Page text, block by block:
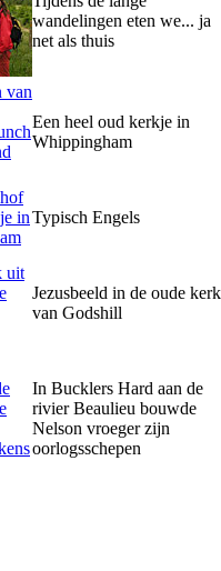
wandelingen eten we... ja
net als thuis
Een heel oud kerkje in
Whippingham
Typisch Engels
Jezusbeeld in de oude kerk
van Godshill
In Bucklers Hard aan de
rivier Beaulieu bouwde
Nelson vroeger zijn
oorlogsschepen